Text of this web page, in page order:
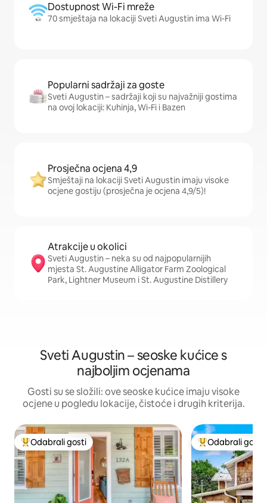
Dostupnost Wi-Fi mreže
70 smještaja na lokaciji Sveti Augustin ima Wi-Fi
Popularni sadržaji za goste
Sveti Augustin – sadržaji koji su najvažniji gostima
na ovoj lokaciji: Kuhinja, Wi-Fi i Bazen
Prosječna ocjena 4,9
Smještaji na lokaciji Sveti Augustin imaju visoke
ocjene gostiju (prosječna je ocjena 4,9/5)!
Atrakcije u okolici
Sveti Augustin – neka su od najpopularnijih
mjesta St. Augustine Alligator Farm Zoological
Park, Lightner Museum i St. Augustine Distillery
Sveti Augustin – seoske kućice s
najboljim ocjenama
Gosti su se složili: ove seoske kućice imaju visoke
ocjene u pogledu lokacije, čistoće i drugih kriterija.
Među najviše rangiranima s oznakom „Odabrali gosti”
Odabrali gosti Među najviše
Odabrali gosti